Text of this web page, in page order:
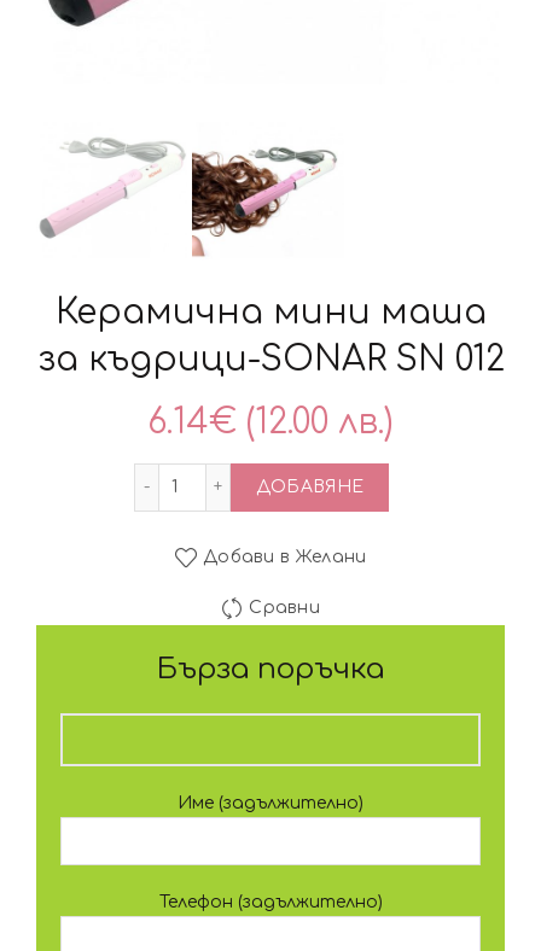
Керамична мини маша
за къдрици-SONAR SN 012
6.14€ (12.00 лв.)
количество за Керамична мини маша
ДОБАВЯНЕ
Добави в Желани
Сравни
Бърза поръчка
Име (задължително)
Телефон (задължително)